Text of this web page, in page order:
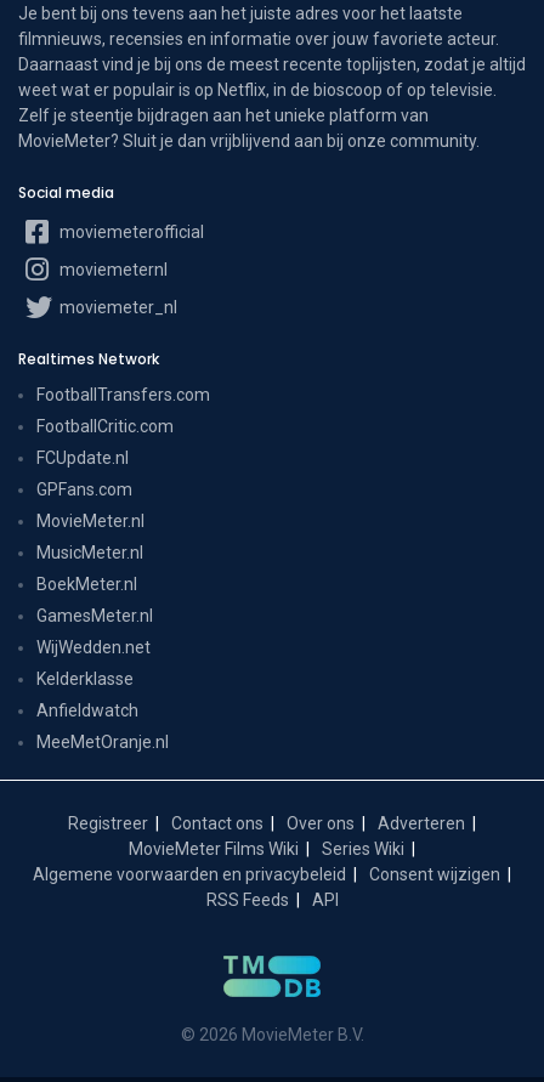
Je bent bij ons tevens aan het juiste adres voor het laatste
filmnieuws, recensies en informatie over jouw favoriete acteur.
Daarnaast vind je bij ons de meest recente toplijsten, zodat je altijd
weet wat er populair is op Netflix, in de bioscoop of op televisie.
Zelf je steentje bijdragen aan het unieke platform van
MovieMeter? Sluit je dan vrijblijvend aan bij onze community.
Social media
moviemeterofficial
moviemeternl
moviemeter_nl
Realtimes Network
FootballTransfers.com
FootballCritic.com
FCUpdate.nl
GPFans.com
MovieMeter.nl
MusicMeter.nl
BoekMeter.nl
GamesMeter.nl
WijWedden.net
Kelderklasse
Anfieldwatch
MeeMetOranje.nl
Registreer Contact ons Over ons
Adverteren
MovieMeter Films Wiki
Series Wiki
Algemene voorwaarden en privacybeleid
Consent wijzigen
RSS Feeds
API
© 2026 MovieMeter B.V.